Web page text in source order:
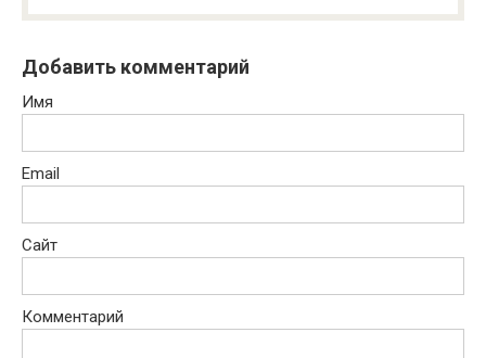
Добавить комментарий
Имя
Email
Сайт
Комментарий